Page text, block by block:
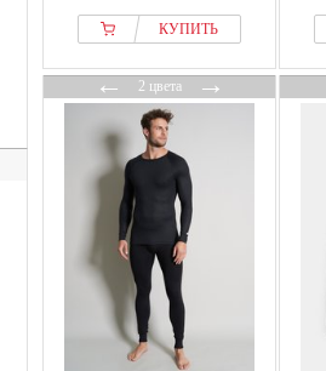
КУПИТЬ
←2 цвета→